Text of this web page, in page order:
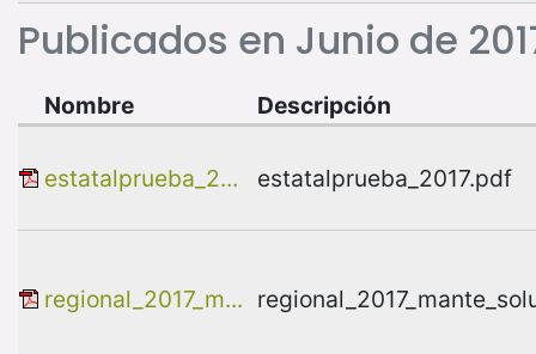
Publicados en Junio de
Nombre Descripción
estatalprueba_2... estatalprueba_2017.pdf
regional_2017_m...